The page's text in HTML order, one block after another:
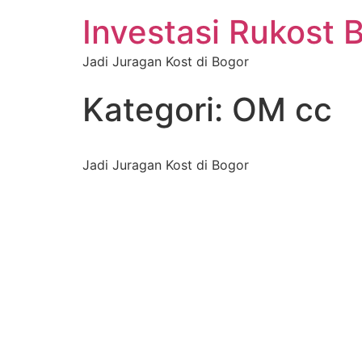
Investasi Rukost
Jadi Juragan Kost di Bogor
Kategori: OM cc
Jadi Juragan Kost di Bogor